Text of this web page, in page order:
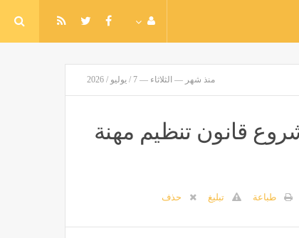
منذ شهر — الثلاثاء — 7 / يوليو / 2026
قانون تنظيم مهنة
طباعة تبليغ حذف